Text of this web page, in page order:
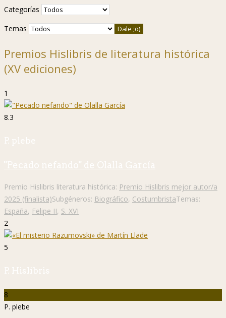
Categorías
Temas
Premios Hislibris de literatura histórica
(XV ediciones)
1
8.3
P. plebe
"Pecado nefando" de Olalla García
Premio Hislibris literatura histórica: Premio Hislibris mejor autor/a
2025 (finalista)Subgéneros: Biográfico, CostumbristaTemas:
España, Felipe II, S. XVI
2
5
P. Hislibris
8
P. plebe